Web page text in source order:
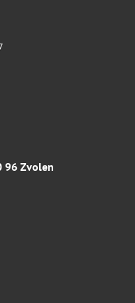
96 Zvolen